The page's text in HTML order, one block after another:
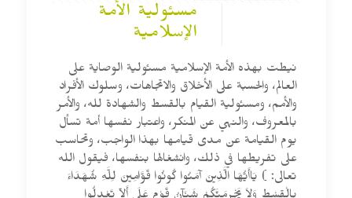
مسئولية الأمة
الإسلامية
نيطت بهذه الأمة الإسلامية مسئولية الوصاية على
العالم، والحسبة على الأخلاق والاتجاهات، وسلوك الأفراد
والأمم، ومسئولية القيام بالقسط والشهادة لله، والأمر
بالمعروف، والنهي عن المنكر، واعتبار نفسها أمة تسأل
يوم القيامة عن مدى قيامها بهذا الواجب، وتحاسب
على تفريطها في ذلك، وانشغالها بنفسها، فيقول الله
تعالى: ) يَاأَيُّهَا الَّذِينَ آمَنُوا كُونُوا قَوَّامِينَ لِلَّهِ شُهَدَاءَ